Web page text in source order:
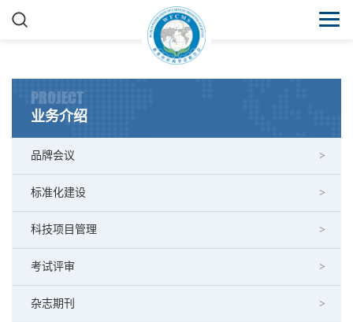
PROJECT
业务介绍
品牌会议
标准化建设
科技项目管理
考试评审
杂志期刊